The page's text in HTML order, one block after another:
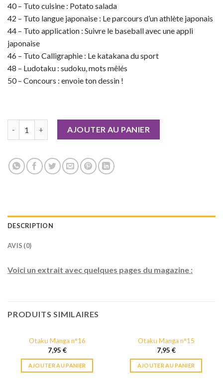
40 – Tuto cuisine : Potato salada
42 – Tuto langue japonaise : Le parcours d’un athlète japonais
44 – Tuto application : Suivre le baseball avec une appli
japonaise
46 – Tuto Calligraphie : Le katakana du sport
48 – Ludotaku : sudoku, mots mêlés
50 – Concours : envoie ton dessin !
quantité de Otaku Manga n°11
AJOUTER AU PANIER
DESCRIPTION
AVIS (0)
Voici un extrait avec quelques pages du magazine :
PRODUITS SIMILAIRES
Otaku Manga n°16
7,95 €
AJOUTER AU PANIER
Otaku Manga n°15
7,95 €
AJOUTER AU PANIER